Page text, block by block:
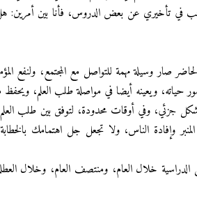
في تأخيري عن بعض الدروس، فأنا بين أمرين: هل
صار وسيلة مهمة للتواصل مع المجتمع، ولنفع
حياته، ويعينه أيضا في مواصلة طلب العلم،
جزئي، وفي أوقات محدودة، لتوفق بين طلب العلم
وإفادة الناس، ولا تجعل جل اهتمامك
خلال العام، ومنتصف العام، وخلال